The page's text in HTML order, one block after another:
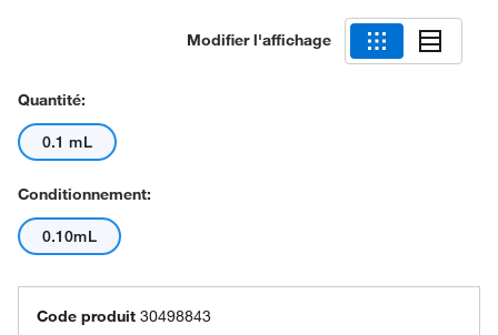
Modifier l'affichage
Quantité:
0.1 mL
Conditionnement:
0.10mL
Code produit 30498843